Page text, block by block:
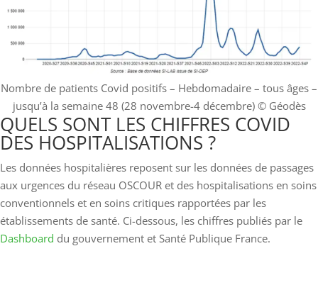
Nombre de patients Covid positifs – Hebdomadaire – tous âges –
jusqu’à la semaine 48 (28 novembre-4 décembre) © Géodès
QUELS SONT LES CHIFFRES COVID
DES HOSPITALISATIONS ?
Les données hospitalières reposent sur les données de passages
aux urgences du réseau OSCOUR et des hospitalisations en soins
conventionnels et en soins critiques rapportées par les
établissements de santé. Ci-dessous, les chiffres publiés par le
Dashboard du gouvernement et Santé Publique France.